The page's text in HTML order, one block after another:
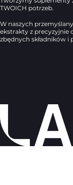
TWOICH potrzeb.
W naszych
ekstrakty z precyzyjnie
zbędnych składników i